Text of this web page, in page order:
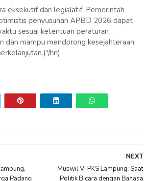
eksekutif dan legislatif, Pemerintah
penyusunan APBD 2026 dapat
sesuai ketentuan peraturan
dan mampu mendorong kesejahteraan
hn)
NEXT
Muswil VI PKS Lampung: Saat
Politik Bicara dengan Bahasa
Padang